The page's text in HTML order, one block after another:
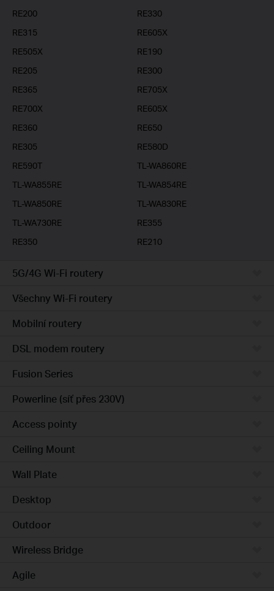
RE200
RE330
RE315
RE605X
RE505X
RE190
RE205
RE300
RE365
RE705X
RE700X
RE605X
RE360
RE650
RE305
RE580D
RE590T
TL-WA860RE
TL-WA855RE
TL-WA854RE
TL-WA850RE
TL-WA830RE
TL-WA730RE
RE355
RE350
RE210
5G/4G Wi-Fi routery
Všechny Wi-Fi routery
Mobilní routery
DSL modem routery
Fusion Series
Powerline (síť přes 230V)
Access pointy
Ceiling Mount
Wall Plate
Desktop
Outdoor
Wireless Bridge
Agile